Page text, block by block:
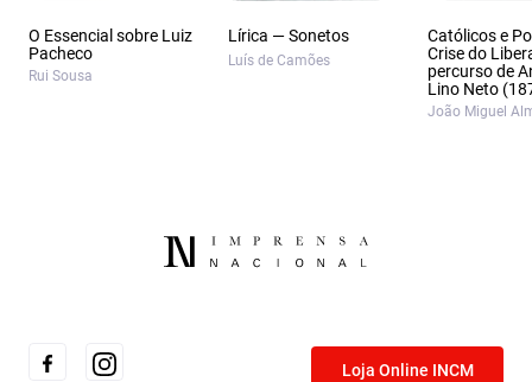
O Essencial sobre Luiz
Pacheco
Rui Sousa
Lírica — Sonetos
Luís de Camões
Católicos e
Crise do
percurso de
Lino Neto
João Miguel
Loja Online INCM